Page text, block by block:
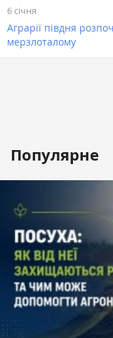
6 січня
Аграрії півдня
мерзлоталому
Популярне